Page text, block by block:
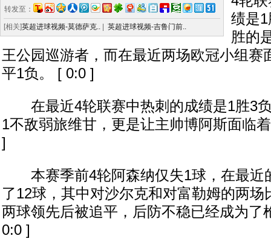
转发至：
[相关]英超进球视频-莫德萨克.. 英超进球视频-吉鲁门前..
绩是
胜的
王公园巡游者，而在最近两场欧冠小组赛
平1负。 [ 0:0 ]
在最近4轮联赛中热刺的成绩是1胜3
1不敌弱旅维甘，更是让主帅博阿斯面临
]
本赛季前4轮阿森纳仅失1球，在最近
了12球，其中对沙尔克和对富勒姆的两场
两球领先后被追平，后防不稳已经成为了
0:0 ]